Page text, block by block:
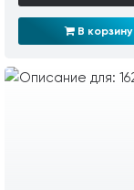
В корзину